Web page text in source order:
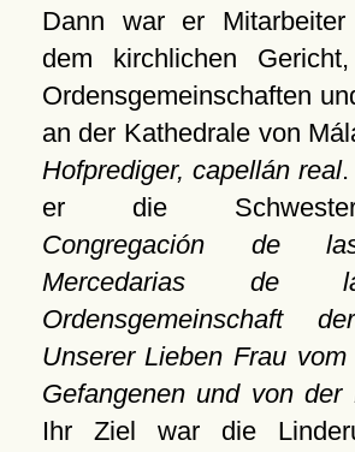
Dann war er
dem kirchlichen
Ordensgemeinschaften
an der Kathedrale von
Hofprediger, capellán real.
er die
Congregación de
Mercedarias de
Ordensgemeinschaft
Unserer Lieben Frau
Gefangenen und von der
Ihr Ziel war die